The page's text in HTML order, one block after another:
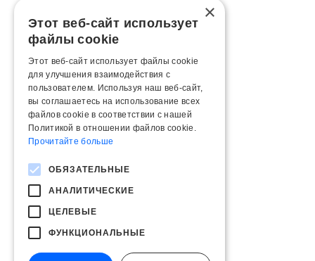
×
Этот веб-сайт использует
файлы cookie
Этот веб-сайт использует файлы cookie
для улучшения взаимодействия с
пользователем. Используя наш веб-сайт,
вы соглашаетесь на использование всех
файлов cookie в соответствии с нашей
Политикой в ​​отношении файлов cookie.
Прочитайте больше
ОБЯЗАТЕЛЬНЫЕ
АНАЛИТИЧЕСКИЕ
ЦЕЛЕВЫЕ
ФУНКЦИОНАЛЬНЫЕ